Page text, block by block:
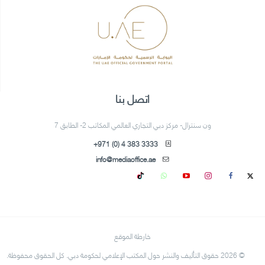
اتصل بنا
ون سنترال- مركز دبي التجاري العالمي المكاتب 2- الطابق 7
+971 (0) 4 383 3333
info@mediaoffice.ae
خارطة الموقع
© 2026 حقوق التأليف والنشر حول المكتب الإعلامي لحكومة دبي. كل الحقوق محفوظة.